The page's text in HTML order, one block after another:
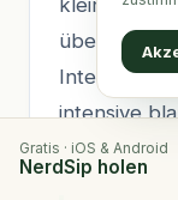
Gratis · iOS & Android
NerdSip holen
überlappen
Interferenz
intensive
zurück.